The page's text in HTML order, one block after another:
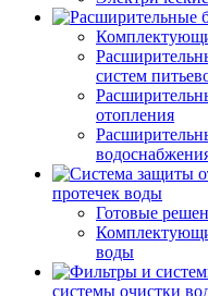
систем
отопления
протечек воды
Готовые
воды
системы очистки